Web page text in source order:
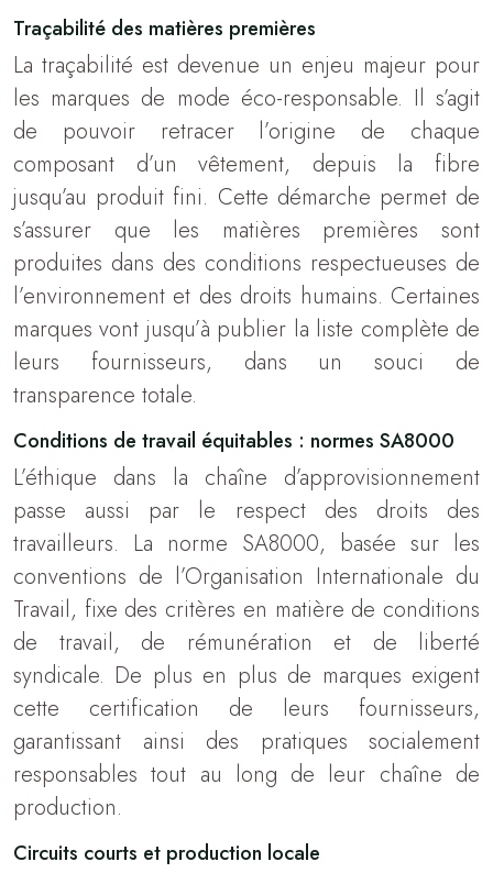
Traçabilité des matières premières
La traçabilité est devenue un enjeu majeur pour
les marques de mode éco-responsable. Il s’agit
de pouvoir retracer l’origine de chaque
composant d’un vêtement, depuis la fibre
jusqu’au produit fini. Cette démarche permet de
s’assurer que les matières premières sont
produites dans des conditions respectueuses de
l’environnement et des droits humains. Certaines
marques vont jusqu’à publier la liste complète de
leurs fournisseurs, dans un souci de
transparence totale.
Conditions de travail équitables : normes SA8000
L’éthique dans la chaîne d’approvisionnement
passe aussi par le respect des droits des
travailleurs. La norme SA8000, basée sur les
conventions de l’Organisation Internationale du
Travail, fixe des critères en matière de conditions
de travail, de rémunération et de liberté
syndicale. De plus en plus de marques exigent
cette certification de leurs fournisseurs,
garantissant ainsi des pratiques socialement
responsables tout au long de leur chaîne de
production.
Circuits courts et production locale